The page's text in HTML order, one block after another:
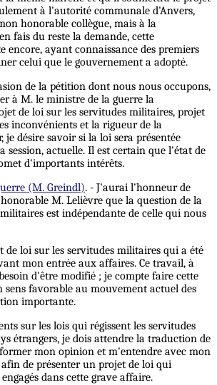
à l'autorité communale d'Anvers,
honorable collègue, mais à la
fais du reste la demande, cette
encore, ayant connaissance des premiers
celui que le gouvernement a adopté.
de la pétition dont nous nous occupons,
à M. le ministre de la guerre la
de loi sur les servitudes militaires, projet
inconvénients et la rigueur de la
je désire savoir si la loi sera présentée
session, actuelle. Il est certain que l'état de
d'importants intérêts.
(M. Greindl). - J'aurai l'honneur de
M. Lelièvre que la question de la
est indépendante de celle qui nous
de loi sur les servitudes militaires qui a été
mon entrée aux affaires. Ce travail, à
d'être modifié ; je compte faire cette
favorable au mouvement actuel des
importante.
sur les lois qui régissent les servitudes
étrangers, je dois attendre la traduction de
mon opinion et m'entendre avec mon
de présenter un projet de loi qui
dans cette grave affaire.